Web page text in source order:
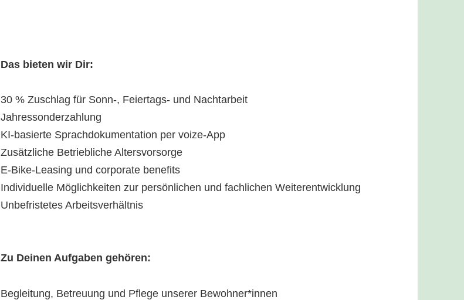
Das bieten wir Dir:
30 % Zuschlag für Sonn-, Feiertags- und Nachtarbeit
Jahressonderzahlung
KI-basierte Sprachdokumentation per voize-App
Zusätzliche Betriebliche Altersvorsorge
E-Bike-Leasing und corporate benefits
Individuelle Möglichkeiten zur persönlichen und fachlichen Weiterentwicklung
Unbefristetes Arbeitsverhältnis
Zu Deinen Aufgaben gehören:
Begleitung, Betreuung und Pflege unserer Bewohner*innen